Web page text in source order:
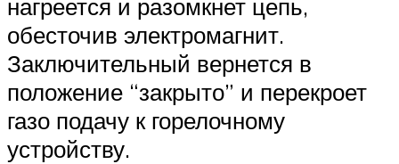
нагреется и разомкнет цепь,
обесточив электромагнит.
Заключительный вернется в
положение “закрыто” и перекроет
газо подачу к горелочному
устройству.